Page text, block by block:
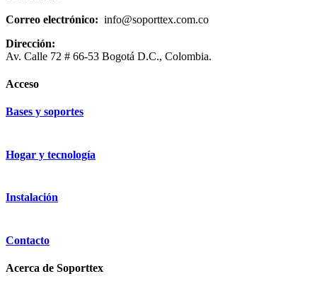
Correo electrónico: info@soporttex.com.co
Dirección:
Av. Calle 72 # 66-53 Bogotá D.C., Colombia.
Acceso
Bases y soportes
Hogar y tecnología
Instalación
Contacto
Acerca de Soporttex